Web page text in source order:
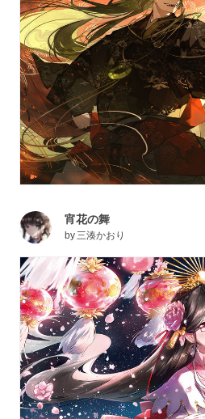
宵花の舞
by三湊かおり